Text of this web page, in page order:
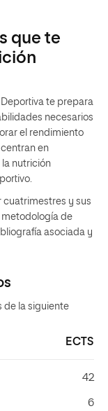
que te
te prepara
necesarios
el rendimiento
en
la nutrición
cuatrimestres y sus
metodología de
asociada y
de la siguiente
ECTS
42
6